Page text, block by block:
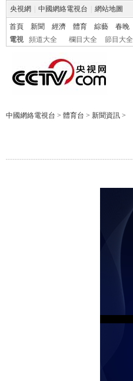
央視網 中國網絡電視台 網站地圖
首頁 新聞 經濟 體育 綜藝 春晚
電視
頻道大全 欄目大全 節目大全
中國網絡電視台 > 體育台 > 新聞資訊 >